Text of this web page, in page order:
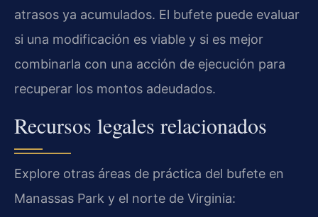
atrasos ya acumulados. El bufete puede evaluar
si una modificación es viable y si es mejor
combinarla con una acción de ejecución para
recuperar los montos adeudados.
Recursos legales relacionados
Explore otras áreas de práctica del bufete en
Manassas Park y el norte de Virginia: